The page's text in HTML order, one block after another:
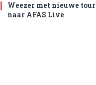
Weezer met nieuwe tour
naar AFAS Live